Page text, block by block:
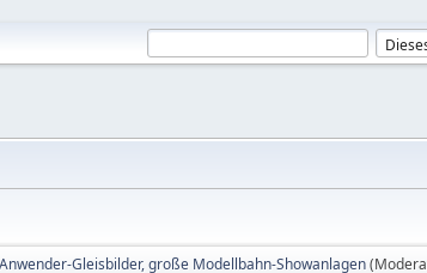
Anwender-Gleisbilder, große Modellbahn-Showanlagen